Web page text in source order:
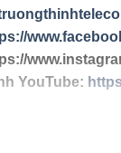
YouTube: